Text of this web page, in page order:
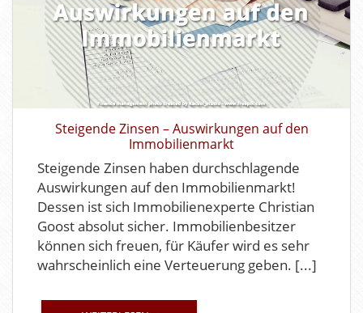
Steigende Zinsen – Auswirkungen auf den
Immobilienmarkt
Steigende Zinsen haben durchschlagende
Auswirkungen auf den Immobilienmarkt!
Dessen ist sich Immobilienexperte Christian
Goost absolut sicher. Immobilienbesitzer
können sich freuen, für Käufer wird es sehr
wahrscheinlich eine Verteuerung geben. [...]